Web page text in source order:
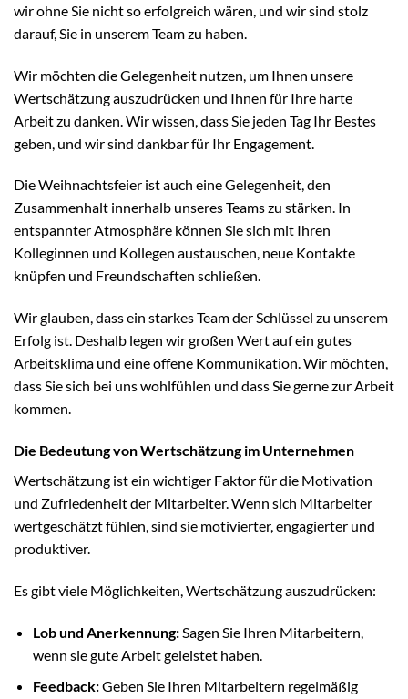
wir ohne Sie nicht so erfolgreich wären, und wir sind stolz
darauf, Sie in unserem Team zu haben.
Wir möchten die Gelegenheit nutzen, um Ihnen unsere
Wertschätzung auszudrücken und Ihnen für Ihre harte
Arbeit zu danken. Wir wissen, dass Sie jeden Tag Ihr Bestes
geben, und wir sind dankbar für Ihr Engagement.
Die Weihnachtsfeier ist auch eine Gelegenheit, den
Zusammenhalt innerhalb unseres Teams zu stärken. In
entspannter Atmosphäre können Sie sich mit Ihren
Kolleginnen und Kollegen austauschen, neue Kontakte
knüpfen und Freundschaften schließen.
Wir glauben, dass ein starkes Team der Schlüssel zu unserem
Erfolg ist. Deshalb legen wir großen Wert auf ein gutes
Arbeitsklima und eine offene Kommunikation. Wir möchten,
dass Sie sich bei uns wohlfühlen und dass Sie gerne zur Arbeit
kommen.
Die Bedeutung von Wertschätzung im Unternehmen
Wertschätzung ist ein wichtiger Faktor für die Motivation
und Zufriedenheit der Mitarbeiter. Wenn sich Mitarbeiter
wertgeschätzt fühlen, sind sie motivierter, engagierter und
produktiver.
Es gibt viele Möglichkeiten, Wertschätzung auszudrücken:
Lob und Anerkennung:Sagen Sie Ihren Mitarbeitern,
wenn sie gute Arbeit geleistet haben.
Feedback:Geben Sie Ihren Mitarbeitern regelmäßig